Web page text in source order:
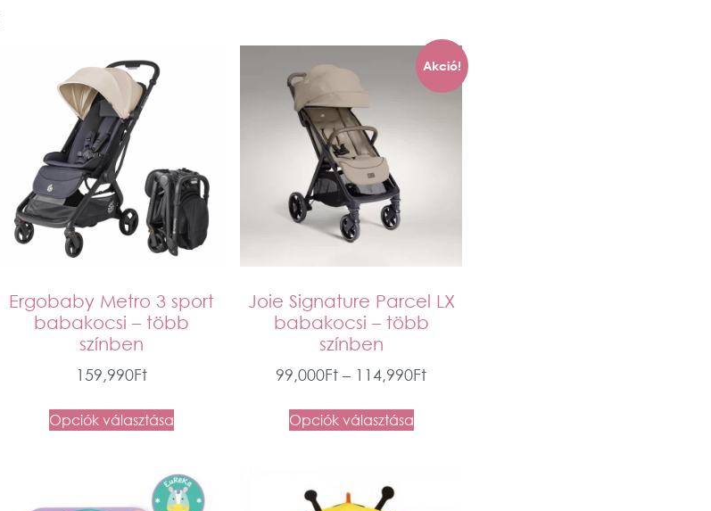
Ergobaby Metro 3 sport
babakocsi – több
színben
159,990Ft
Opciók választása
Akció!
Joie Signature Parcel LX
babakocsi – több
színben
99,000Ft – 114,990Ft
Opciók választása